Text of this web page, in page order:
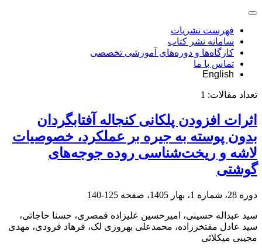
فهرست نشریات
سامانه نشر کتاب
کارگاه‌ها و دوره‌های آموزشی تخصصی
تماس با ما
English
تعداد مقالات: 1
اثرات افزودن پلکانی کنجاله آفتابگردان
بدون پوسته به جیره بر عملکرد، خصوصیات
لاشه و ریخت‌شناسی روده جوجه‌های
گوشتی
دوره 28، شماره 1، بهار 1405، صفحه 125-140
سید عبداله حسینی، امیرحسین علیزاده قمصری، حسنا حاجاتی،
سید عادل مفتخرزاده، محمدعلی بهروزی لک، فرهاد فرودی، مهدی
مجیبی میکلائی